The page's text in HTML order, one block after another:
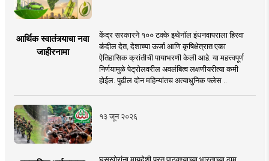
आर्थिक स्वातंत्र्याचा नवा
जाहीरनामा
केंद्र सरकारने १०० टक्के इथेनॉल इंधनवापराला हिरवा
कंदील देत, देशाच्या ऊर्जा आणि कृषिक्षेत्रात एका
ऐतिहासिक क्रांतीची पायाभरणी केली आहे. या महत्त्वपूर्ण
निर्णयामुळे पेट्रोलवरील अवलंबित्व लक्षणीयरीत्या कमी
होईल. पुढील दोन महिन्यांतच अत्याधुनिक फ्लेस ..
१३ जून २०२६